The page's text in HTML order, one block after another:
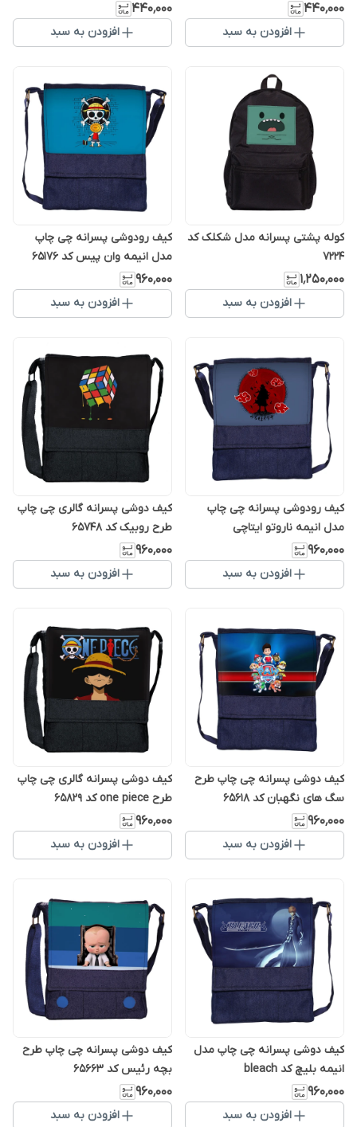
۴۴۰٬۰۰۰
افزودن به سبد
۴۴۰٬۰۰۰
افزودن به سبد
کوله پشتی پسرانه مدل شکلک کد
7224
۱٬۲۵۰٬۰۰۰
افزودن به سبد
کیف رودوشی پسرانه چی چاپ
مدل انیمه وان پیس کد 65176
۹۶۰٬۰۰۰
افزودن به سبد
کیف رودوشی پسرانه چی چاپ
مدل انیمه ناروتو ایتاچی
۹۶۰٬۰۰۰
افزودن به سبد
کیف دوشی پسرانه گالری چی چاپ
طرح روبیک کد 65748
۹۶۰٬۰۰۰
افزودن به سبد
کیف دوشی پسرانه چی چاپ طرح
سگ های نگهبان کد 65618
۹۶۰٬۰۰۰
افزودن به سبد
کیف دوشی پسرانه گالری چی چاپ
طرح one piece کد 65829
۹۶۰٬۰۰۰
افزودن به سبد
کیف دوشی پسرانه چی چاپ مدل
انیمه بلیچ کد bleach
۹۶۰٬۰۰۰
افزودن به سبد
کیف دوشی پسرانه چی چاپ طرح
بچه رئیس کد 65663
۹۶۰٬۰۰۰
افزودن به سبد